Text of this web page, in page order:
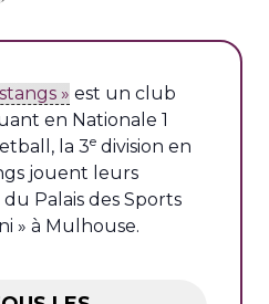
» est un club
en Nationale 1
la 3e division en
jouent leurs
Palais des Sports
» à Mulhouse.